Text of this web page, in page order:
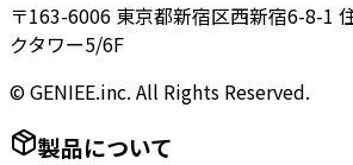
〒163-6006 東京都新宿区西新宿6-8-1
クタワー5/6F
© GENIEE.inc. All Rights Reserved.
製品について